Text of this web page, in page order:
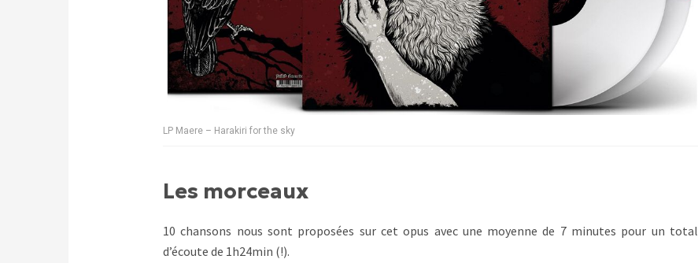
LP Maere – Harakiri for the sky
Les morceaux
10 chansons nous sont proposées sur cet opus avec une moyenne de 7 minutes pour un total
d’écoute de 1h24min (!).